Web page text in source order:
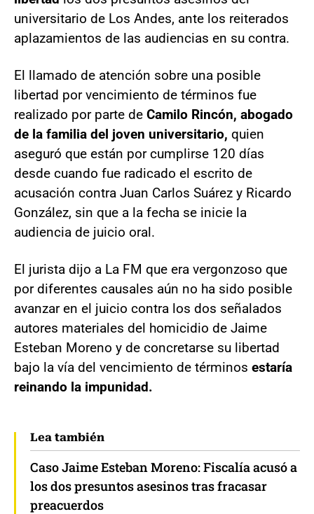
universitario de Los Andes, ante los reiterados
aplazamientos de las audiencias en su contra.
El llamado de atención sobre una posible
libertad por vencimiento de términos fue
realizado por parte de Camilo Rincón, abogado
de la familia del joven universitario, quien
aseguró que están por cumplirse 120 días
desde cuando fue radicado el escrito de
acusación contra Juan Carlos Suárez y Ricardo
González, sin que a la fecha se inicie la
audiencia de juicio oral.
El jurista dijo a La FM que era vergonzoso que
por diferentes causales aún no ha sido posible
avanzar en el juicio contra los dos señalados
autores materiales del homicidio de Jaime
Esteban Moreno y de concretarse su libertad
bajo la vía del vencimiento de términos estaría
reinando la impunidad.
Lea también
Caso Jaime Esteban Moreno: Fiscalía acusó a
los dos presuntos asesinos tras fracasar
preacuerdos